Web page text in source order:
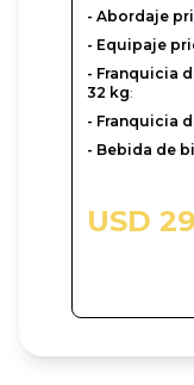
- Abordaje
- Equipaje
- Franquicia
32 kg:
- Franquicia
- Bebida de
USD